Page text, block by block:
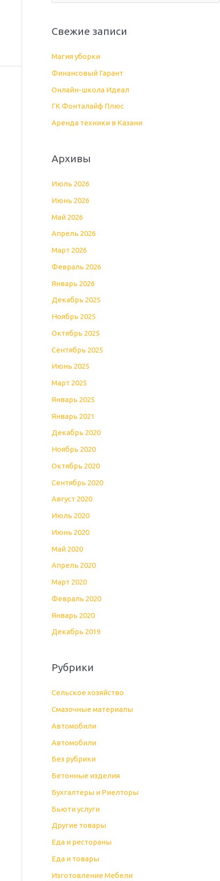
к
Свежие записи
Магия уборки
Финансовый Гарант
Онлайн-школа Идеал
ГК Фонталайф Плюс
Аренда техники в Казани
Архивы
Июль 2026
Июнь 2026
Май 2026
Апрель 2026
Март 2026
Февраль 2026
Январь 2026
Декабрь 2025
Ноябрь 2025
Октябрь 2025
Сентябрь 2025
Июнь 2025
Март 2025
Январь 2025
Январь 2021
Декабрь 2020
Ноябрь 2020
Октябрь 2020
Сентябрь 2020
Август 2020
Июль 2020
Июнь 2020
Май 2020
Апрель 2020
Март 2020
Февраль 2020
Январь 2020
Декабрь 2019
Рубрики
Cельское хозяйство
Cмазочные материалы
Автомобили
Автомобили
Без рубрики
Бетонные изделия
Бухгалтеры и Риелторы
Бьюти услуги
Другие товары
Еда и рестораны
Еда и товары
Изготовление Мебели